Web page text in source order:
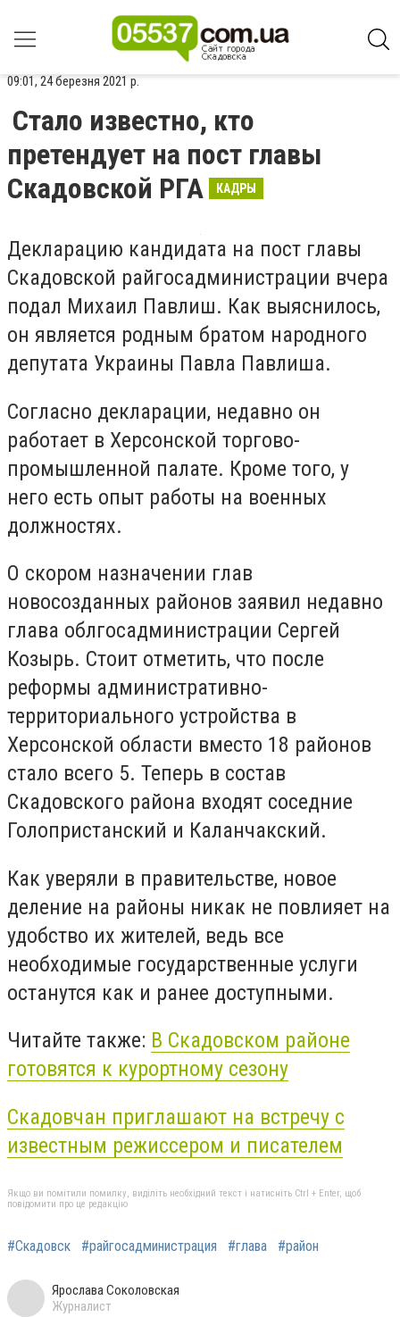
09:01, 24 березня 2021 р.
Стало известно, кто
претендует на пост главы
Скадовской РГА
КАДРЫ
Декларацию кандидата на пост главы
Скадовской райгосадминистрации вчера
подал Михаил Павлиш. Как выяснилось,
он является родным братом народного
депутата Украины Павла Павлиша.
Согласно декларации, недавно он
работает в Херсонской торгово-
промышленной палате. Кроме того, у
него есть опыт работы на военных
должностях.
О скором назначении глав
новосозданных районов заявил недавно
глава облгосадминистрации Сергей
Козырь. Стоит отметить, что после
реформы административно-
территориального устройства в
Херсонской области вместо 18 районов
стало всего 5. Теперь в состав
Скадовского района входят соседние
Голопристанский и Каланчакский.
Как уверяли в правительстве, новое
деление на районы никак не повлияет на
удобство их жителей, ведь все
необходимые государственные услуги
останутся как и ранее доступными.
Читайте также: В Скадовском районе
готовятся к курортному сезону
Скадовчан приглашают на встречу с
известным режиссером и писателем
Якщо ви помітили помилку, виділіть необхідний текст і натисніть Ctrl + Enter, щоб
повідомити про це редакцію
#Скадовск #райгосадминистрация #глава #район
Ярослава Соколовская
Журналист